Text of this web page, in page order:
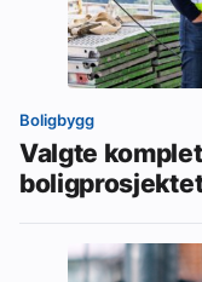
Boligbygg
Valgte